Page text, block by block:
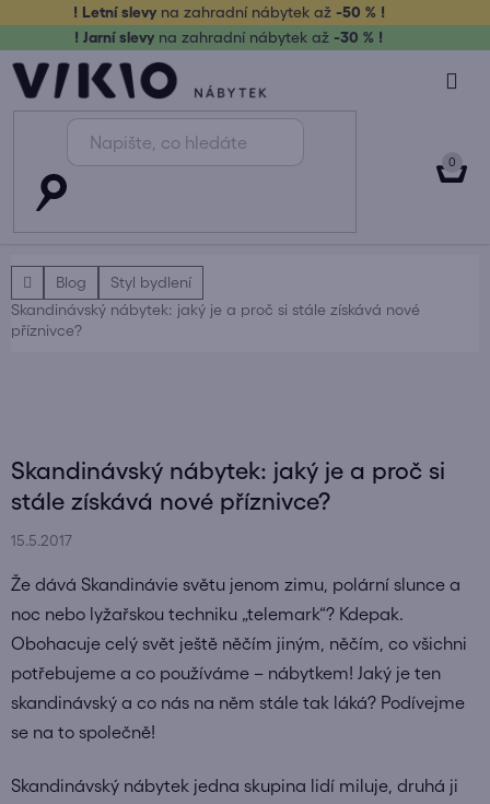
obsah
! Letní slevy na zahradní nábytek až-50 % !
! Jarní slevy na zahradní nábytek až -30 % !
DomůBlog
Styl bydlení
Skandinávský nábytek: jaký je a proč si stále získává nové
příznivce?
Skandinávský nábytek: jaký je a proč si
stále získává nové příznivce?
15.5.2017
Že dává Skandinávie světu jenom zimu, polární slunce a
noc nebo lyžařskou techniku „telemark“? Kdepak.
Obohacuje celý svět ještě něčím jiným, něčím, co všichni
potřebujeme a co používáme – nábytkem! Jaký je ten
skandinávský a co nás na něm stále tak láká? Podívejme
se na to společně!
Skandinávský nábytek jedna skupina lidí miluje, druhá ji